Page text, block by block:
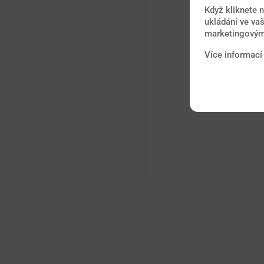
Když kliknete
ukládání ve
Více